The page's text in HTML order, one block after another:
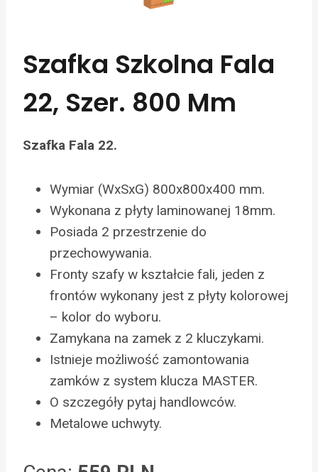
Szafka Szkolna Fala
22, Szer. 800 Mm
Szafka Fala 22.
Wymiar (WxSxG) 800x800x400 mm.
Wykonana z płyty laminowanej 18mm.
Posiada 2 przestrzenie do
przechowywania.
Fronty szafy w kształcie fali, jeden z
frontów wykonany jest z płyty kolorowej
– kolor do wyboru.
Zamykana na zamek z 2 kluczykami.
Istnieje możliwość zamontowania
zamków z system klucza MASTER.
O szczegóły pytaj handlowców.
Metalowe uchwyty.